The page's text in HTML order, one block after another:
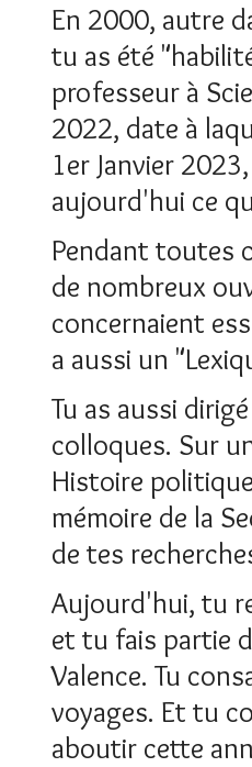
En 2000, autre
tu as été
professeur à
2022, date à
1er Janvier
aujourd'hui ce
Pendant toutes
de nombreux
concernaient
a aussi un
Tu as aussi
colloques. Sur
Histoire
mémoire de la
de tes
Aujourd'hui, tu
et tu fais partie
Valence. Tu
voyages. Et tu
aboutir cette